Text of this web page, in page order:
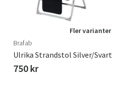
Fler varianter
Brafab
Ulrika Strandstol Silver/svart
750 kr